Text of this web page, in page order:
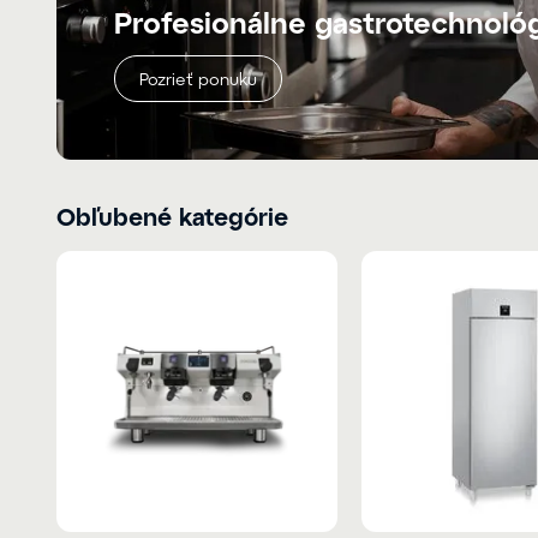
Profesionálne
Pozrieť ponuku
Obľubené kategórie